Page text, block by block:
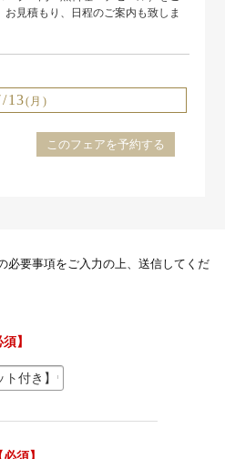
見積もり、日程のご案内も致しま
13(月)
このフェアを予約する